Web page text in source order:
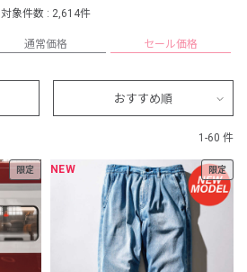
対象件数 : 2,614件
通常価格 セール価格
おすすめ順
1-60 件
限定 NEW 限定